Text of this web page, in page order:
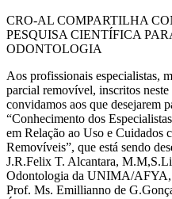
CRO-AL COMPARTILHA
PESQUISA CIENTÍFICA
ODONTOLOGIA
Aos profissionais especialistas,
parcial removível, inscritos
convidamos aos que desejarem
“Conhecimento dos
em Relação ao Uso e Cuidados
Removíveis”, que está sendo
J.R.Felix T. Alcantara,
Odontologia da UNIMA/AFYA,
Prof. Ms. Emillianno de